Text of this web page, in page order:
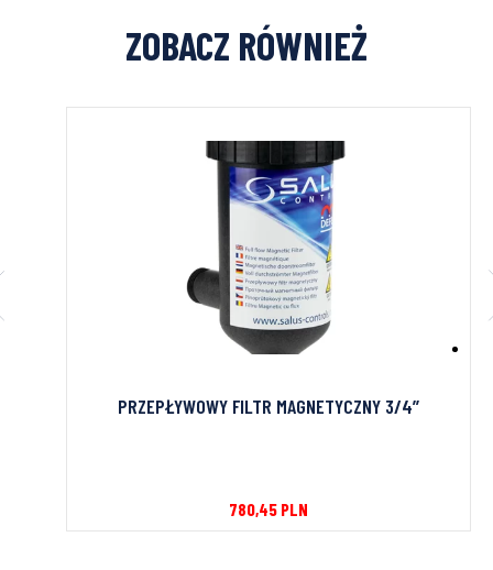
ZOBACZ RÓWNIEŻ
PRZEPŁYWOWY FILTR MAGNETYCZNY 3/4’’
780,45 PLN